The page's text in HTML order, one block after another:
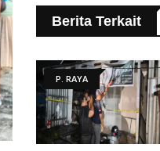
Berita Terkait
P. RAYA